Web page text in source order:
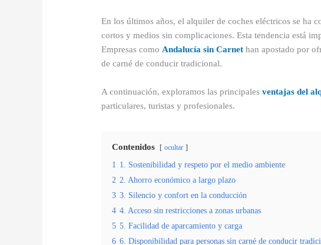
En los últimos años, el alquiler de coches eléctricos se ha
cortos y medios sin complicaciones. Esta tendencia está
Empresas como Andalucía sin Carnet han apostado por
de carné de conducir tradicional.
A continuación, exploramos las principalesventajas del
particulares, turistas y profesionales.
Contenidos ocultar
1 1. Sostenibilidad y respeto por el medio ambiente
2 2. Ahorro económico a largo plazo
3 3. Silencio y confort en la conducción
4 4. Acceso sin restricciones a zonas urbanas
5 5. Facilidad de aparcamiento y carga
6 6. Disponibilidad para personas sin carné de conducir